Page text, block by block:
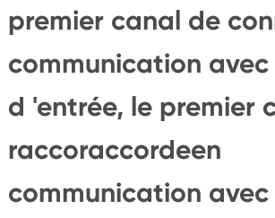
premier canal de
communication
d 'entrée, le premier
raccoraccordeen
communication avec